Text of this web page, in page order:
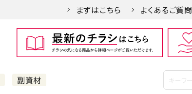
まずはこちら よくあるご質問
副資材